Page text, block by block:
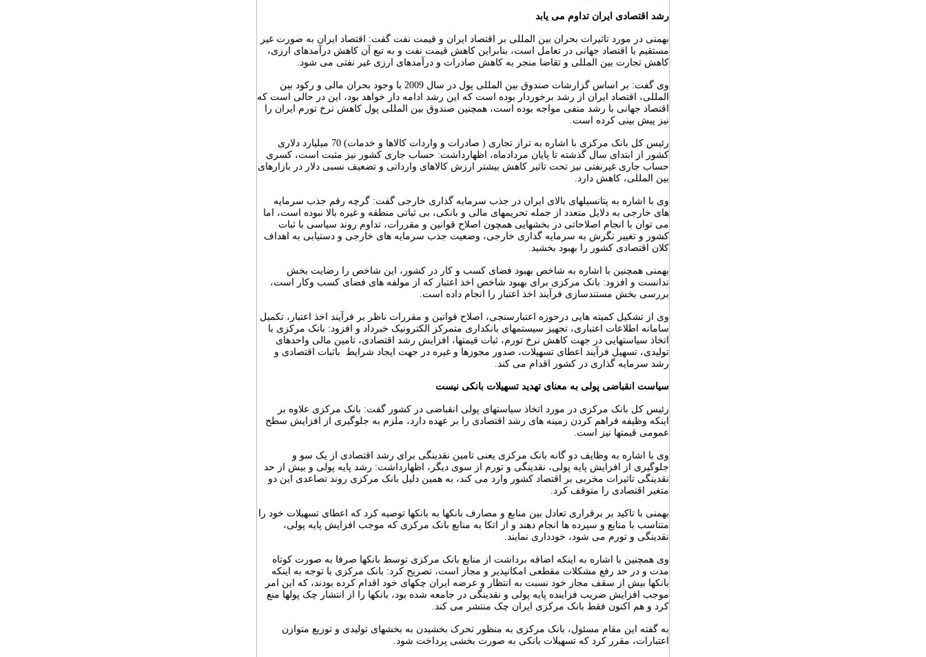
رشد اقتصادی ایران تداوم می یابد
بهمنی در مورد تاثیرات بحران بین المللی بر اقتصاد ایران و قیمت نفت گفت: اقتصاد ایران به صورت غیر
مستقیم با اقتصاد جهانی در تعامل است،‏‏ بنابراین کاهش قیمت نفت‏ و به تبع آن کاهش درآمدهای ارزی‏،
کاهش تجارت بین المللی و تقاضا منجر به کاهش صادرات و درآمدهای ارزی غیر نفتی می شود.
وی گفت: بر اساس گزارشات صندوق بین المللی پول در سال 2009 با وجود بحران مالی و رکود بین
المللی، اقتصاد ایران از رشد برخوردار بوده است که این رشد ادامه دار خواهد بود،‏ این در حالی است که
اقتصاد جهانی با رشد منفی مواجه بوده است‏، همچنین صندوق بین المللی پول کاهش نرخ تورم ایران را
نیز پیش بینی کرده است.
رئیس کل بانک مرکزی با اشاره به تراز تجاری ( صادرات و واردات کالاها و خدمات) 70 میلیارد دلاری
کشور از ابتدای سال گذشته تا پایان مردادماه، اظهارداشت: حساب جاری کشور نیز مثبت است، کسری
حساب جاری غیرنفتی نیز تحت تاثیر کاهش بیشتر ارزش کالاهای وارداتی و تضعیف نسبی دلار در بازارهای
بین المللی، کاهش دارد.
وی با اشاره به پتانسیلهای بالای ایران در جذب سرمایه گذاری خارجی گفت: گرچه رقم جذب سرمایه
های خارجی به دلایل متعدد از جمله تحریمهای مالی و بانکی‏، بی ثباتی منطقه و غیره بالا نبوده است، اما
می توان با انجام اصلاحاتی در بخشهایی همچون اصلاح قوانین و مقررات، تداوم روند سیاسی با ثبات
کشور و تغییر نگرش به سرمایه گذاری خارجی، وضعیت جذب سرمایه های خارجی و دستیابی به اهداف
کلان اقتصادی کشور را بهبود بخشید.
بهمنی همچنین با اشاره به شاخص بهبود فضای کسب و کار در کشور، این شاخص را رضایت بخش
ندانست و افزود: بانک مرکزی برای بهبود شاخص اخذ اعتبار که از مولفه های فضای کسب وکار است،
بررسی بخش مستندسازی فرآیند اخذ اعتبار را انجام داده است.
وی از تشکیل کمیته هایی درحوزه اعتبارسنجی، اصلاح قوانین و مقررات ناظر بر فرآیند اخذ اعتبار، تکمیل
سامانه اطلاعات اعتباری، تجهیز سیستمهای بانکداری متمرکز الکترونیک خبرداد و افزود: بانک مرکزی با
اتخاذ سیاستهایی در جهت کاهش نرخ تورم، ثبات قیمتها، افزایش رشد اقتصادی، تامین مالی واحدهای
تولیدی، تسهیل فرآیند اعطای تسهیلات، صدور مجوزها و غیره در جهت ایجاد شرایط باثبات اقتصادی و
رشد سرمایه گذاری در کشور اقدام می کند.
سیاست انقباضی پولی به معنای تهدید تسهیلات بانکی نیست
رئیس کل بانک مرکزی در مورد اتخاذ سیاستهای پولی انقباضی در کشور گفت: بانک مرکزی علاوه بر
اینکه وظیفه فراهم کردن زمینه های رشد اقتصادی را بر عهده دارد، ملزم به جلوگیری از افزایش سطح
عمومی قیمتها نیز است.
وی با اشاره به وظایف دو گانه بانک مرکزی یعنی تامین نقدینگی برای رشد اقتصادی از یک سو و
جلوگیری از افزایش پایه پولی، نقدینگی و تورم از سوی دیگر، اظهارداشت: رشد پایه پولی و بیش از حد
نقدینگی تاثیرات مخربی بر اقتصاد کشور وارد می کند، به همین دلیل بانک مرکزی روند تصاعدی این دو
متغیر اقتصادی را متوقف کرد.
بهمنی با تاکید بر برقراری تعادل بین منابع و مصارف بانکها به بانکها توصیه کرد که اعطای تسهیلات خود را
متناسب با منابع و سپرده ها انجام دهند و از اتکا به منابع بانک مرکزی که موجب افزایش پایه پولی،
نقدینگی و تورم می شود، خودداری نمایند.
وی همچنین با اشاره به اینکه اضافه برداشت از منابع بانک مرکزی توسط بانکها صرفا به صورت کوتاه
مدت و در حد رفع مشکلات مقطعی امکانپذیر و مجاز است، تصریح کرد: بانک مرکزی با توجه به اینکه
بانکها بیش از سقف مجاز خود نسبت به انتظار و عرضه ایران چکهای خود اقدام کرده بودند، که این امر
موجب افزایش ضریب فزاینده پایه پولی و نقدینگی در جامعه شده بود، بانکها را از انتشار چک پولها منع
کرد و هم اکنون فقط بانک مرکزی ایران چک منتشر می کند.
به گفته این مقام مسئول، بانک مرکزی به منظور تحرک بخشیدن به بخشهای تولیدی و توزیع متوازن
اعتبارات، مقرر کرد که تسهیلات بانکی به صورت بخشی پرداخت شود.